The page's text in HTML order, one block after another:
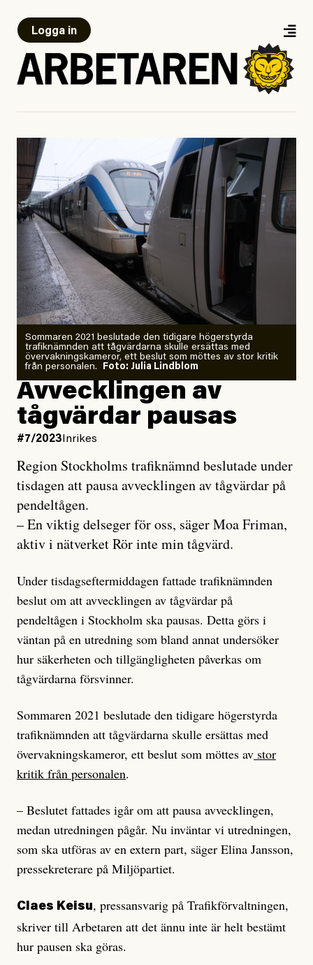
Logga in
Sommaren 2021 beslutade den tidigare högerstyrda
trafiknämnden att tågvärdarna skulle ersättas med
övervakningskameror, ett beslut som möttes av stor kritik
från personalen. Foto: Julia Lindblom
Avvecklingen av
tågvärdar pausas
#7/2023 Inrikes
Region Stockholms trafiknämnd beslutade under
tisdagen att pausa avvecklingen av tågvärdar på
pendeltågen.
– En viktig delseger för oss, säger Moa Friman,
aktiv i nätverket Rör inte min tågvärd.
Under tisdagseftermiddagen fattade trafiknämnden
beslut om att avvecklingen av tågvärdar på
pendeltågen i Stockholm ska pausas. Detta görs i
väntan på en utredning som bland annat undersöker
hur säkerheten och tillgängligheten påverkas om
tågvärdarna försvinner.
Sommaren 2021 beslutade den tidigare högerstyrda
trafiknämnden att tågvärdarna skulle ersättas med
övervakningskameror, ett beslut som möttes av stor
kritik från personalen.
– Beslutet fattades igår om att pausa avvecklingen,
medan utredningen pågår. Nu inväntar vi utredningen,
som ska utföras av en extern part, säger Elina Jansson,
pressekreterare på Miljöpartiet.
Claes Keisu, pressansvarig på Trafikförvaltningen,
skriver till Arbetaren att det ännu inte är helt bestämt
hur pausen ska göras.